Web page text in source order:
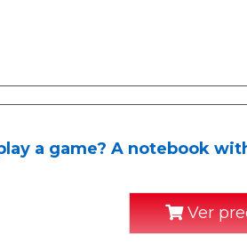
a game? A notebook
Ver